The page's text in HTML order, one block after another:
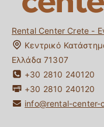
Ταξιδιωτικός Οδηγός
Rental Center Crete -
Κεντρικό
Ελλάδα 71307
+30 2810 240120
+30 2810 240120
info@rental-center-